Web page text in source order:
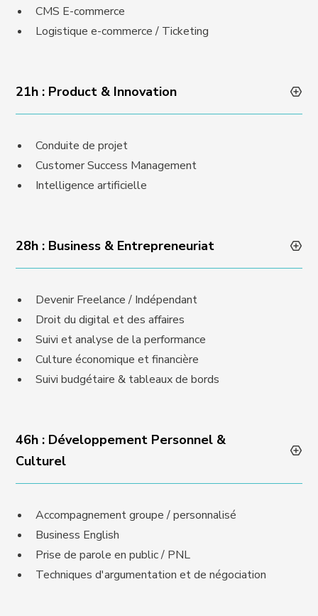
CMS E-commerce
Logistique e-commerce / Ticketing
21h : Product & Innovation
Conduite de projet
Customer Success Management
Intelligence artificielle
28h : Business & Entrepreneuriat
Devenir Freelance / Indépendant
Droit du digital et des affaires
Suivi et analyse de la performance
Culture économique et financière
Suivi budgétaire & tableaux de bords
46h : Développement Personnel &
Culturel
Accompagnement groupe / personnalisé
Business English
Prise de parole en public / PNL
Techniques d'argumentation et de négociation